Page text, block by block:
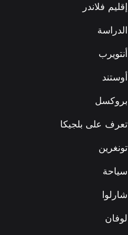
إقليم فلاندر
الدراسة
أنتويرب
أوستند
بروكسل
تعرف على بلجيكا
تونغرين
سياحة
شارلوا
لوفان